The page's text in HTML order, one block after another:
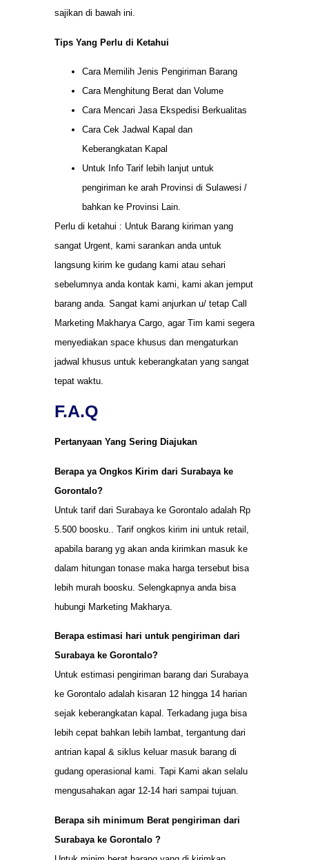
sajikan di bawah ini.
Tips Yang Perlu di Ketahui
Cara Memilih Jenis Pengiriman Barang
Cara Menghitung Berat dan Volume
Cara Mencari Jasa Ekspedisi Berkualitas
Cara Cek Jadwal Kapal dan
Keberangkatan Kapal
Untuk Info Tarif lebih lanjut untuk
pengiriman ke arah Provinsi di Sulawesi /
bahkan ke Provinsi Lain.
Perlu di ketahui : Untuk Barang kiriman yang
sangat Urgent, kami sarankan anda untuk
langsung kirim ke gudang kami atau sehari
sebelumnya anda kontak kami, kami akan jemput
barang anda. Sangat kami anjurkan u/ tetap Call
Marketing Makharya Cargo, agar Tim kami segera
menyediakan space khusus dan mengaturkan
jadwal khusus untuk keberangkatan yang sangat
tepat waktu.
F.A.Q
Pertanyaan Yang Sering Diajukan
Berapa ya Ongkos Kirim dari Surabaya ke
Gorontalo?
Untuk tarif dari Surabaya ke Gorontalo adalah Rp
5.500 boosku.. Tarif ongkos kirim ini untuk retail,
apabila barang yg akan anda kirimkan masuk ke
dalam hitungan tonase maka harga tersebut bisa
lebih murah boosku. Selengkapnya anda bisa
hubungi Marketing Makharya.
Berapa estimasi hari untuk pengiriman dari
Surabaya ke Gorontalo?
Untuk estimasi pengiriman barang dari Surabaya
ke Gorontalo adalah kisaran 12 hingga 14 harian
sejak keberangkatan kapal. Terkadang juga bisa
lebih cepat bahkan lebih lambat, tergantung dari
antrian kapal & siklus keluar masuk barang di
gudang operasional kami. Tapi Kami akan selalu
mengusahakan agar 12-14 hari sampai tujuan.
Berapa sih minimum Berat pengiriman dari
Surabaya ke Gorontalo ?